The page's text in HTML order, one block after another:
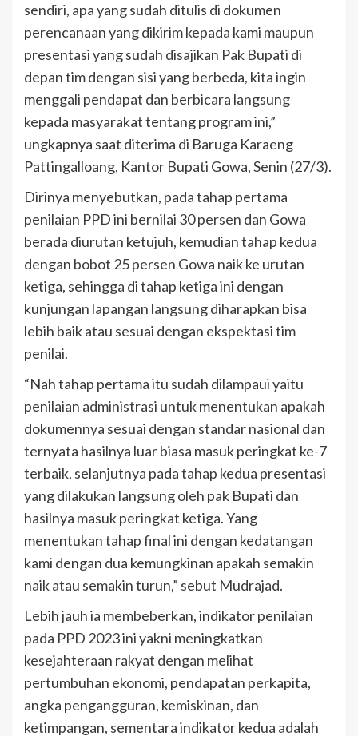
sendiri, apa yang sudah ditulis di dokumen
perencanaan yang dikirim kepada kami maupun
presentasi yang sudah disajikan Pak Bupati di
depan tim dengan sisi yang berbeda, kita ingin
menggali pendapat dan berbicara langsung
kepada masyarakat tentang program ini,”
ungkapnya saat diterima di Baruga Karaeng
Pattingalloang, Kantor Bupati Gowa, Senin (27/3).
Dirinya menyebutkan, pada tahap pertama
penilaian PPD ini bernilai 30 persen dan Gowa
berada diurutan ketujuh, kemudian tahap kedua
dengan bobot 25 persen Gowa naik ke urutan
ketiga, sehingga di tahap ketiga ini dengan
kunjungan lapangan langsung diharapkan bisa
lebih baik atau sesuai dengan ekspektasi tim
penilai.
“Nah tahap pertama itu sudah dilampaui yaitu
penilaian administrasi untuk menentukan apakah
dokumennya sesuai dengan standar nasional dan
ternyata hasilnya luar biasa masuk peringkat ke-7
terbaik, selanjutnya pada tahap kedua presentasi
yang dilakukan langsung oleh pak Bupati dan
hasilnya masuk peringkat ketiga. Yang
menentukan tahap final ini dengan kedatangan
kami dengan dua kemungkinan apakah semakin
naik atau semakin turun,” sebut Mudrajad.
Lebih jauh ia membeberkan, indikator penilaian
pada PPD 2023 ini yakni meningkatkan
kesejahteraan rakyat dengan melihat
pertumbuhan ekonomi, pendapatan perkapita,
angka pengangguran, kemiskinan, dan
ketimpangan, sementara indikator kedua adalah